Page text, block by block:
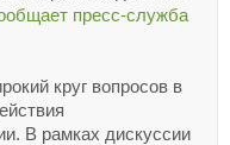
пресс-служба
круг вопросов в
В рамках дискуссии